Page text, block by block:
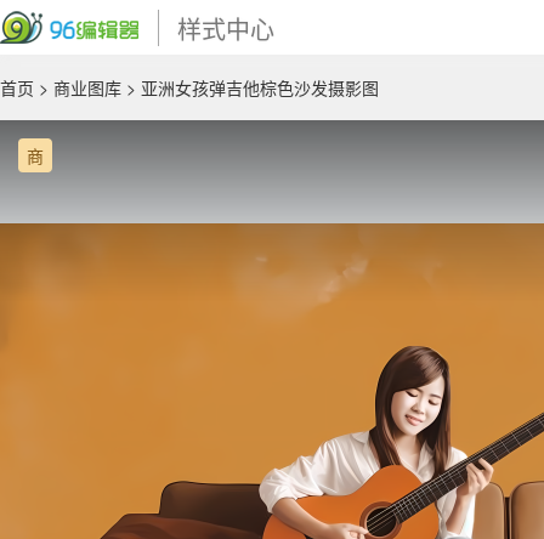
样式中心
首页 > 商业图库 > 亚洲女孩弹吉他棕色沙发摄影图
商